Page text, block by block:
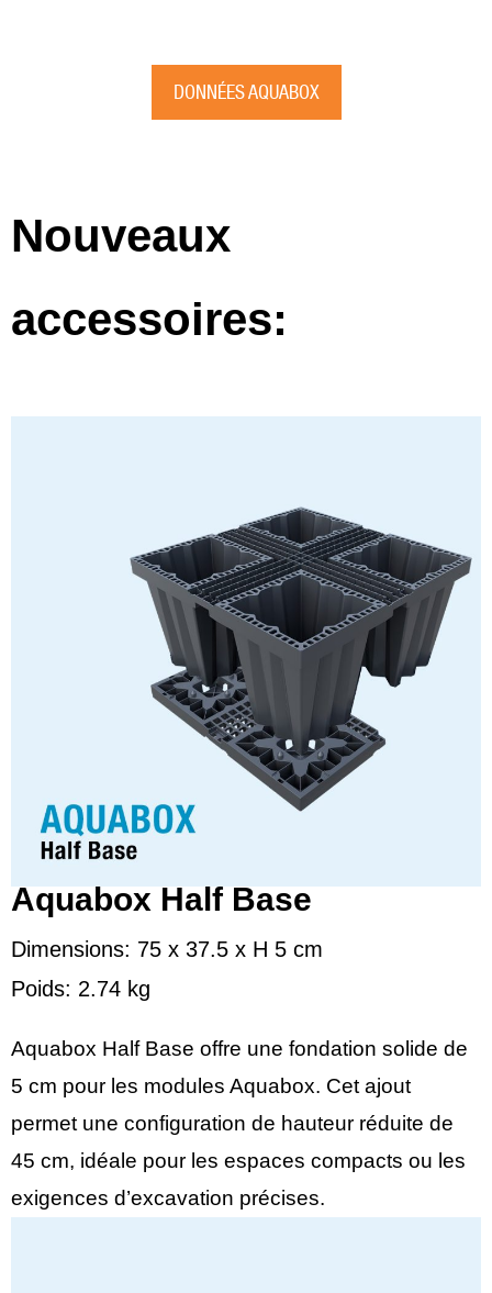
DONNÉES AQUABOX
Nouveaux
accessoires:
Aquabox Half Base
Dimensions: 75 x 37.5 x H 5 cm
Poids: 2.74 kg
Aquabox Half Base offre une fondation solide de
5 cm pour les modules Aquabox. Cet ajout
permet une configuration de hauteur réduite de
45 cm, idéale pour les espaces compacts ou les
exigences d’excavation précises.